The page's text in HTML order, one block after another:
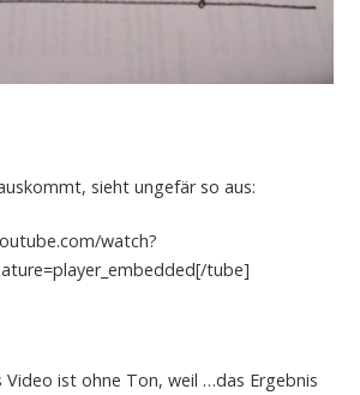
sieht ungefär so aus:
watch?
tube]
Video ist ohne Ton, weil …das Ergebnis